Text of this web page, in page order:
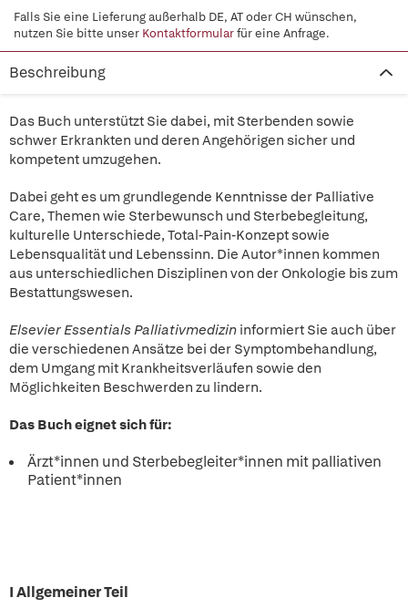
Falls Sie eine Lieferung außerhalb DE, AT oder CH wünschen,
nutzen Sie bitte unser Kontaktformularfür eine Anfrage.
Beschreibung
Das Buch unterstützt Sie dabei, mit Sterbenden sowie
schwer Erkrankten und deren Angehörigen sicher und
kompetent umzugehen.
Dabei geht es um grundlegende Kenntnisse der Palliative
Care, Themen wie Sterbewunsch und Sterbebegleitung,
kulturelle Unterschiede, Total-Pain-Konzept sowie
Lebensqualität und Lebenssinn. Die Autor*innen kommen
aus unterschiedlichen Disziplinen von der Onkologie bis zum
Bestattungswesen.
Elsevier Essentials Palliativmedizin informiert Sie auch über
die verschiedenen Ansätze bei der Symptombehandlung,
dem Umgang mit Krankheitsverläufen sowie den
Möglichkeiten Beschwerden zu lindern.
Das Buch eignet sich für:
Ärzt*innen und Sterbebegleiter*innen mit palliativen
Patient*innen
IAllgemeiner Teil